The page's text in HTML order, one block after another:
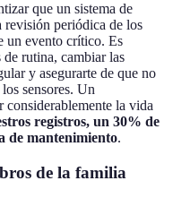
que un sistema de
revisión periódica de los
un evento crítico. Es
rutina, cambiar las
y asegurarte de que no
sensores. Un
considerablemente la vida
registros, un 30% de
de mantenimiento.
de la familia